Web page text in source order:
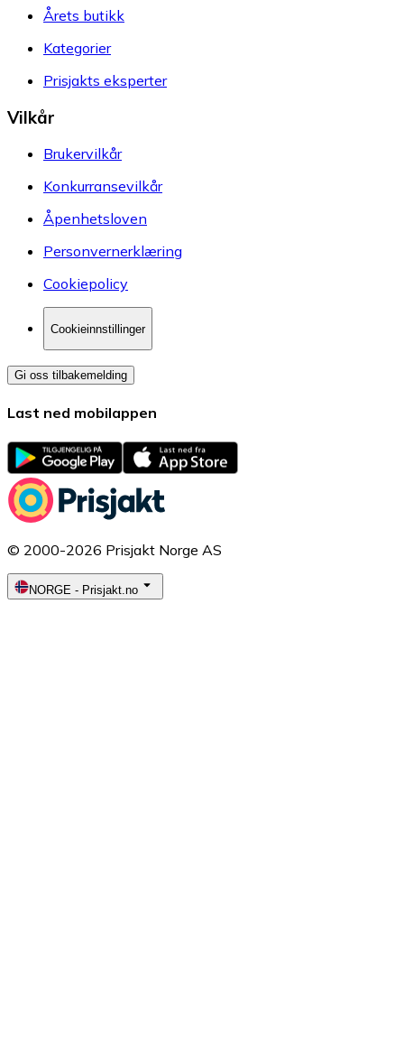
Årets butikk
Kategorier
Prisjakts eksperter
Vilkår
Brukervilkår
Konkurransevilkår
Åpenhetsloven
Personvernerklæring
Cookiepolicy
Cookieinnstillinger
Gi oss tilbakemelding
Last ned mobilappen
© 2000-2026 Prisjakt Norge AS
NORGE - Prisjakt.no